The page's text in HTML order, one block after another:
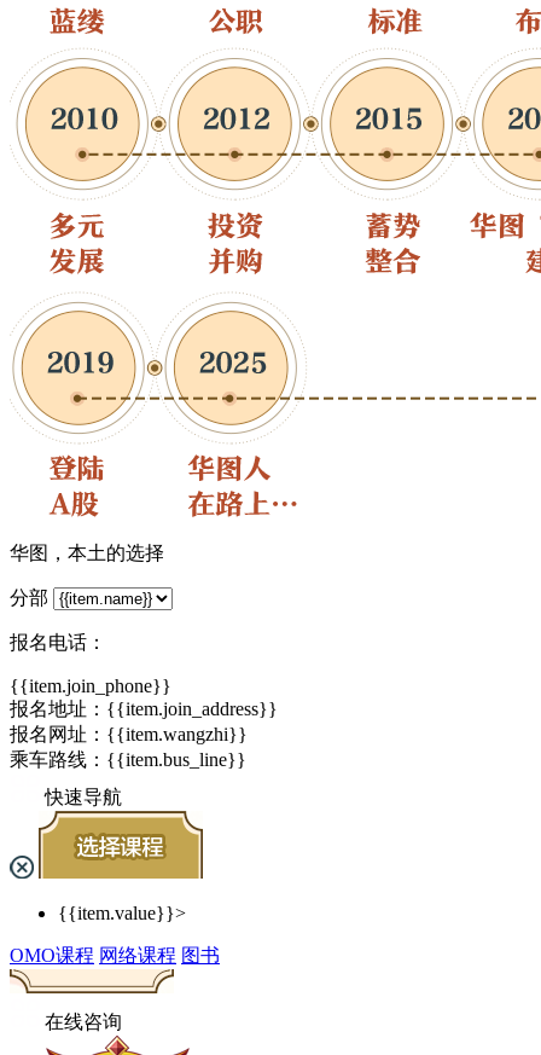
华图，本土的选择
分部
报名电话：
{{item.join_phone}}
报名地址：{{item.join_address}}
报名网址： {{item.wangzhi}}
乘车路线：{{item.bus_line}}
快速导航
{{item.value}}>
OMO课程 网络课程 图书
在线咨询